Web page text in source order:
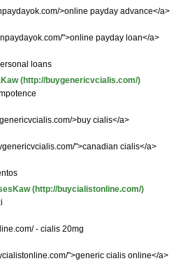
>online payday advance</a>
">online payday loan</a>
loans
(http://buygenericvcialis.com/)
>buy cialis</a>
">canadian cialis</a>
(http://buycialistonline.com/)
- cialis 20mg
">generic cialis online</a>